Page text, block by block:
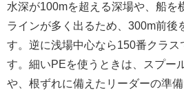
水深が100mを超える深場や、船を
ラインが多く出るため、300m前後
す。逆に浅場中心なら150番クラス
す。細いPEを使うときは、スプー
や、根ずれに備えたリーダーの準